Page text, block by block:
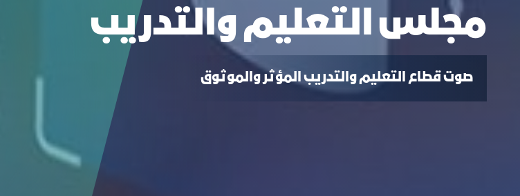
مجلس التعليم والتدريب
صوت قطاع التعليم والتدريب المؤثر والموثوق